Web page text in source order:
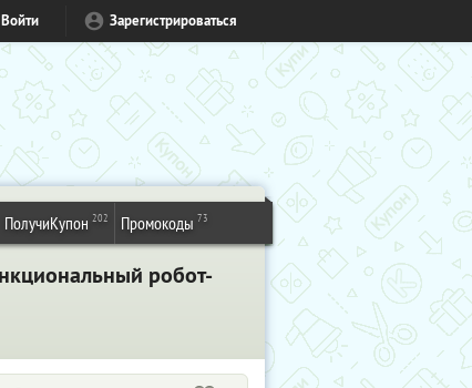
Войти Зарегистрироваться
ПолучиКупон 202 Промокоды 73
робот-